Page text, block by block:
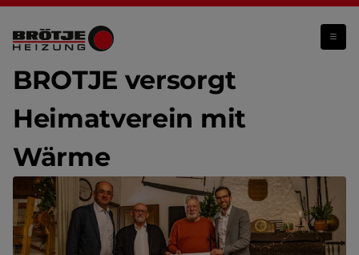
BRÖTJE versorgt Heimatverein mit Wärme
BRÖTJE versorgt
Heimatverein mit
Wärme